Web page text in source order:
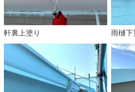
軒裏上塗り 雨樋下